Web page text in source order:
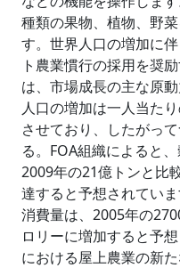
種類の果物、植物、野
す。世界人口の増加に
ト農業慣行の採用を奨
は、市場成長の主な原
人口の増加は一人当た
させており、したがっ
る。FOA組織によると
2009年の21億トンと比
達すると予想されてい
消費量は、2005年の
ロリーに増加すると予
における屋上農業の新